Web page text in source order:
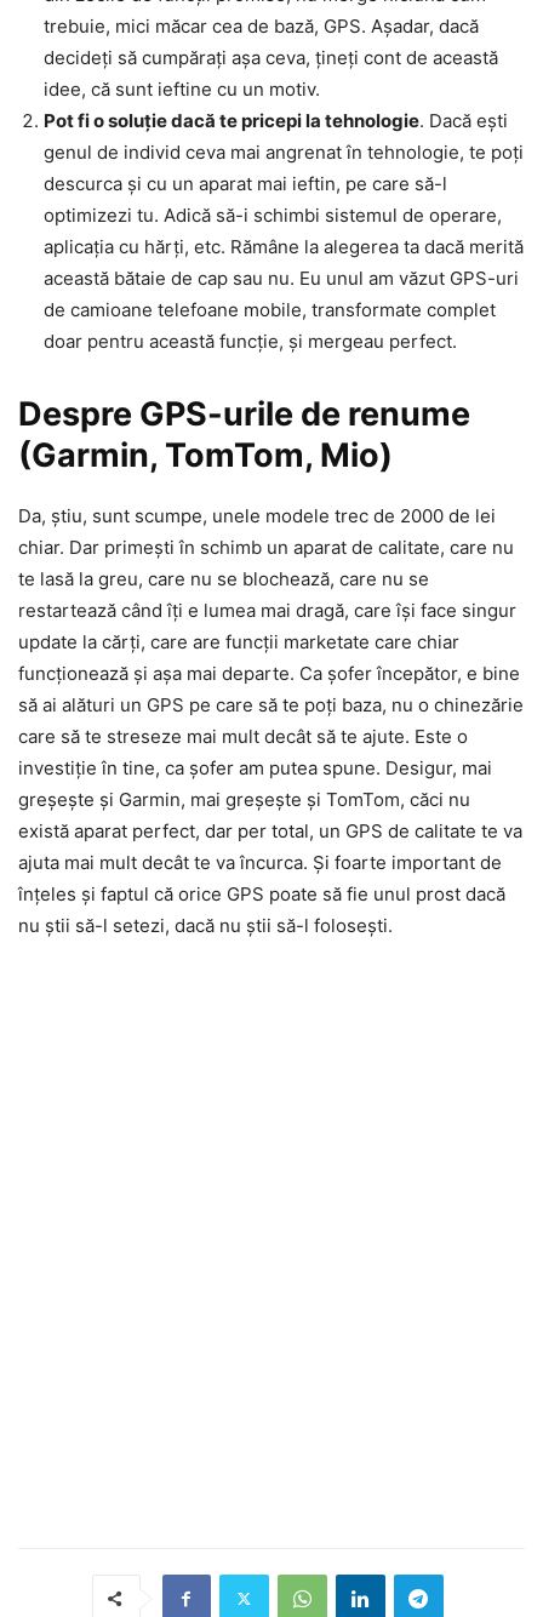
trebuie, mici măcar cea de bază, GPS. Așadar, dacă
decideți să cumpărați așa ceva, țineți cont de această
idee, că sunt ieftine cu un motiv.
Pot fi o soluție dacă te pricepi la tehnologie. Dacă ești
genul de individ ceva mai angrenat în tehnologie, te poți
descurca și cu un aparat mai ieftin, pe care să-l
optimizezi tu. Adică să-i schimbi sistemul de operare,
aplicația cu hărți, etc. Rămâne la alegerea ta dacă merită
această bătaie de cap sau nu. Eu unul am văzut GPS-uri
de camioane telefoane mobile, transformate complet
doar pentru această funcție, și mergeau perfect.
Despre GPS-urile de renume
(Garmin, TomTom, Mio)
Da, știu, sunt scumpe, unele modele trec de 2000 de lei
chiar. Dar primești în schimb un aparat de calitate, care nu
te lasă la greu, care nu se blochează, care nu se
restartează când îți e lumea mai dragă, care își face singur
update la cărți, care are funcții marketate care chiar
funcționează și așa mai departe. Ca șofer începător, e bine
să ai alături un GPS pe care să te poți baza, nu o chinezărie
care să te streseze mai mult decât să te ajute. Este o
investiție în tine, ca șofer am putea spune. Desigur, mai
greșește și Garmin, mai greșește și TomTom, căci nu
există aparat perfect, dar per total, un GPS de calitate te va
ajuta mai mult decât te va încurca. Și foarte important de
înțeles și faptul că orice GPS poate să fie unul prost dacă
nu știi să-l setezi, dacă nu știi să-l folosești.